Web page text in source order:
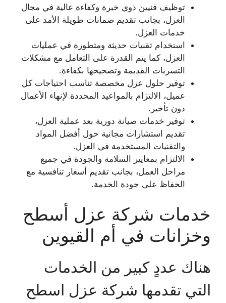
توظيف فنيين ذوي خبرة وكفاءة عالية في مجال
العزل، بجانب تقديم ضمانات طويلة الأمد على
خدمات العزل.
استخدام تقنيات حديثة ومتطورة في عمليات
العزل، كما يتم القدرة على التعامل مع مشكلات
التسربات القديمة وتصحيحها بكفاءة.
توفير حلول عزل مخصصة تناسب احتياجات كل
عميل، الالتزام بالمواعيد المحددة لإنهاء الأعمال
دون تأخير.
توفير خدمات صيانة دورية بعد عملية العزل،
تقديم استشارات مجانية حول أفضل المواد
والتقنيات المستخدمة في العزل.
الالتزام بمعايير السلامة والجودة في جميع
مراحل العمل، بجانب تقديم أسعار تنافسية مع
الحفاظ على جودة الخدمة.
خدمات شركة عزل أسطح
وخزانات في أم القيوين
هناك عددٍ كبير من الخدمات
التي تقدمها شركة عزل اسطح